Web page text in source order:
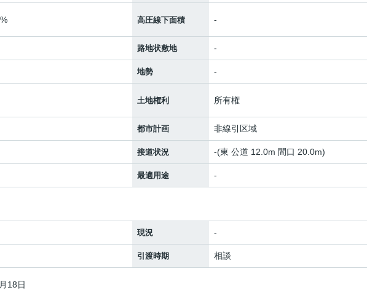
高圧線下面積 -
路地状敷地 -
地勢 -
土地権利 所有権
都市計画 非線引区域
接道状況 -(東 公道 12.0m 間口 20.0m)
最適用途 -
現況 -
引渡時期 相談
18日